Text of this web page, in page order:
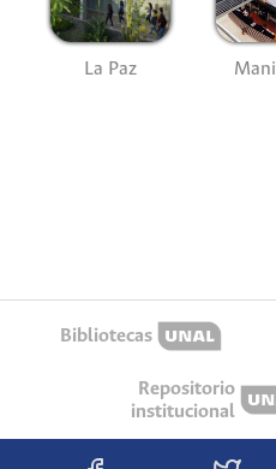
La Paz
Bibliotecas
Repositorio
institucional